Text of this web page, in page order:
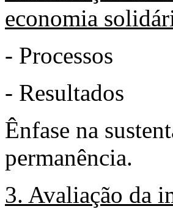
economia
- Processos
- Resultados
Ênfase na
permanência.
3. Avaliação da